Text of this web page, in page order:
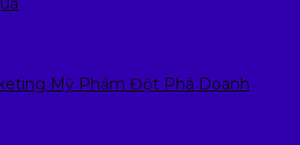
Mỹ Phẩm Đột Phá Doanh